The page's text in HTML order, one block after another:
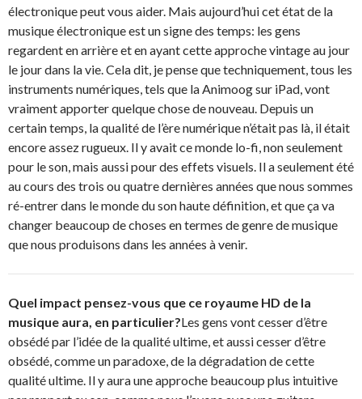
électronique peut vous aider. Mais aujourd’hui cet état de la
musique électronique est un signe des temps: les gens
regardent en arrière et en ayant cette approche vintage au jour
le jour dans la vie. Cela dit, je pense que techniquement, tous les
instruments numériques, tels que la Animoog sur iPad, vont
vraiment apporter quelque chose de nouveau. Depuis un
certain temps, la qualité de l’ère numérique n’était pas là, il était
encore assez rugueux. Il y avait ce monde lo-fi, non seulement
pour le son, mais aussi pour des effets visuels. Il a seulement été
au cours des trois ou quatre dernières années que nous sommes
ré-entrer dans le monde du son haute définition, et que ça va
changer beaucoup de choses en termes de genre de musique
que nous produisons dans les années à venir.
Quel impact pensez-vous que ce royaume HD de la
musique aura, en particulier?Les gens vont cesser d’être
obsédé par l’idée de la qualité ultime, et aussi cesser d’être
obsédé, comme un paradoxe, de la dégradation de cette
qualité ultime. Il y aura une approche beaucoup plus intuitive